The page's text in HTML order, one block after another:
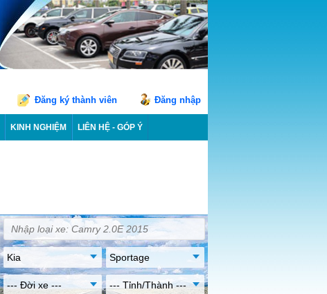
Đăng ký thành viên Đăng nhập
KINH NGHIỆM LIÊN HỆ - GÓP Ý
Kia Sportage
--- Đời xe --- --- Tỉnh/Thành ---